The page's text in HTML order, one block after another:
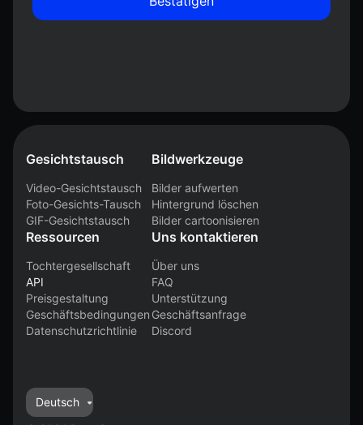
Gesichtstausch
Video-Gesichtstausch
Foto-Gesichts-Tausch
GIF-Gesichtstausch
Bildwerkzeuge
Bilder aufwerten
Hintergrund löschen
Bilder cartoonisieren
Ressourcen
Tochtergesellschaft
API
Preisgestaltung
Geschäftsbedingungen
Datenschutzrichtlinie
Uns kontaktieren
Über uns
FAQ
Unterstützung
Geschäftsanfrage
Discord
Deutsch